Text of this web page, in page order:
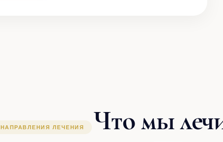
НАПРАВЛЕНИЯ ЛЕЧЕНИЯ Что мы